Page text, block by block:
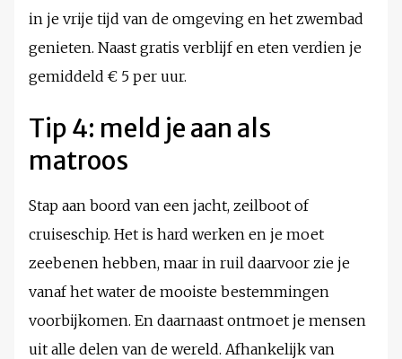
in je vrije tijd van de omgeving en het zwembad
genieten. Naast gratis verblijf en eten verdien je
gemiddeld € 5 per uur.
Tip 4: meld je aan als
matroos
Stap aan boord van een jacht, zeilboot of
cruiseschip. Het is hard werken en je moet
zeebenen hebben, maar in ruil daarvoor zie je
vanaf het water de mooiste bestemmingen
voorbijkomen. En daarnaast ontmoet je mensen
uit alle delen van de wereld. Afhankelijk van